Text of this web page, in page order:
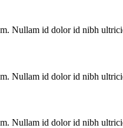
Nullam id dolor id nibh
Nullam id dolor id nibh
Nullam id dolor id nibh